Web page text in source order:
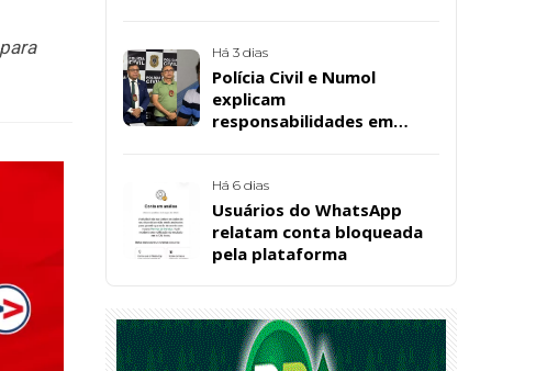
Há 3 dias
Polícia Civil e Numol
explicam
responsabilidades em
encontrado em residência,
em Patos
Há 6 dias
Usuários do WhatsApp
relatam conta bloqueada
pela plataforma